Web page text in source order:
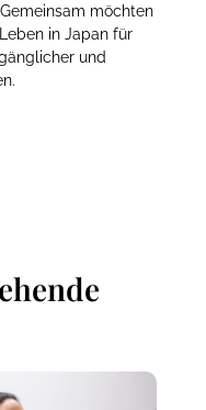
möchten
in Japan für
und